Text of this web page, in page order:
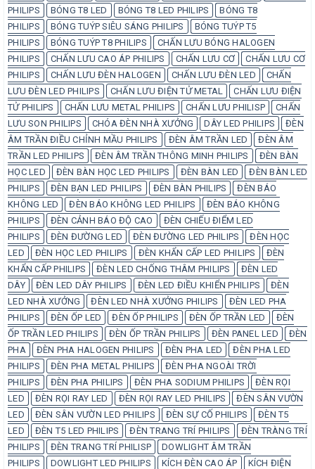
PHILIPS
BÓNG T8 LED BÓNG T8 LED PHILIPS
BÓNG T8
PHILIPS
BÓNG TUÝP SIÊU SÁNG PHILIPS
BÓNG TUÝP T5
PHILIPS
BÓNG TUÝP T8 PHILIPS
CHẤN LƯU BÓNG HALOGEN
PHILIPS
CHẤN LƯU CAO ÁP PHILIPS CHẤN LƯU CƠ
CHẤN LƯU CƠ
PHILIPS
CHẤN LƯU ĐÈN HALOGEN CHẤN LƯU ĐÈN LED
CHẤN
LƯU ĐÈN LED PHILIPS
CHẤN LƯU ĐIỆN TỬ METAL
CHẤN LƯU ĐIỆN
TỬ PHILIPS
CHẤN LƯU METAL PHILIPS CHẤN LƯU PHILISP
CHẤN
LƯU SON PHILIPS
CHÓA ĐÈN NHÀ XƯỞNG DÂY LED PHILIPS
ĐÈN
ÂM TRẦN ĐIỀU CHỈNH MẦU PHILIPS
ĐÈN ÂM TRẦN LED
ĐÈN ÂM
TRẦN LED PHILIPS
ĐÈN ÂM TRẦN THÔNG MINH PHILIPS
ĐÈN BÀN
HỌC LED
ĐÈN BÀN HỌC LED PHILIPS ĐÈN BÀN LED
ĐÈN BÀN LED
PHILIPS
ĐÈN BẠN LED PHILIPS ĐÈN BÀN PHILIPS
ĐÈN BÁO
KHÔNG LED
ĐÈN BÁO KHÔNG LED PHILIPS
ĐÈN BÁO KHÔNG
PHILIPS
ĐÈN CẢNH BÁO ĐỘ CAO
ĐÈN CHIẾU ĐIỂM LED
PHILIPS
ĐÈN ĐƯỜNG LED ĐÈN ĐƯỜNG LED PHILIPS
ĐÈN HỌC
LED
ĐÈN HỌC LED PHILIPS ĐÈN KHẨN CẤP LED PHILIPS
ĐÈN
KHẨN CẤP PHILIPS
ĐÈN LED CHỐNG THÂM PHILIPS
ĐÈN LED
DÂY
ĐÈN LED DÂY PHILIPS ĐÈN LED ĐIỀU KHIỂN PHILIPS
ĐÈN
LED NHÀ XƯỞNG
ĐÈN LED NHÀ XƯỞNG PHILIPS
ĐÈN LED PHA
PHILIPS
ĐÈN ỐP LED ĐÈN ỐP PHILIPS ĐÈN ỐP TRẦN LED
ĐÈN
ỐP TRẦN LED PHILIPS
ĐÈN ỐP TRẦN PHILIPS ĐÈN PANEL LED
ĐÈN
PHA
ĐÈN PHA HALOGEN PHILIPS ĐÈN PHA LED
ĐÈN PHA LED
PHILIPS
ĐÈN PHA METAL PHILIPS
ĐÈN PHA NGOÀI TRỜI
PHILIPS
ĐÈN PHA PHILIPS ĐÈN PHA SODIUM PHILIPS
ĐÈN RỌI
LED
ĐÈN RỌI RAY LED ĐÈN RỌI RAY LED PHILIPS
ĐÈN SÂN VƯỜN
LED
ĐÈN SÂN VƯỜN LED PHILIPS ĐÈN SỰ CỐ PHILIPS
ĐÈN T5
LED
ĐÈN T5 LED PHILIPS ĐÈN TRANG TRÍ PHILIPS
ĐÈN TRÀNG TRÍ
PHILIPS
ĐÈN TRANG TRÍ PHILISP
DOWLIGHT ÂM TRẦN
PHILIPS
DOWLIGHT LED PHILIPS KÍCH ĐÈN CAO ÁP
KÍCH ĐIỆN